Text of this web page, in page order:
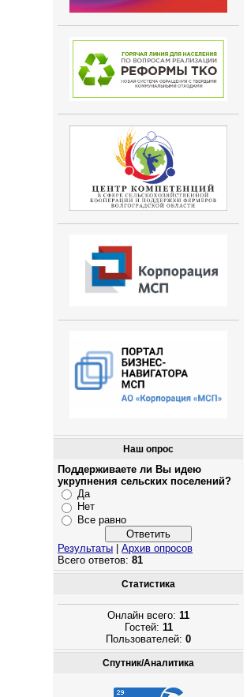
Наш опрос
Поддерживаете ли Вы идею
укрупнения сельских поселений?
Да
Нет
Все равно
Результаты |Архив опросов
Всего ответов:81
Статистика
Онлайн всего:11
Гостей: 11
Пользователей:0
Спутник/Аналитика